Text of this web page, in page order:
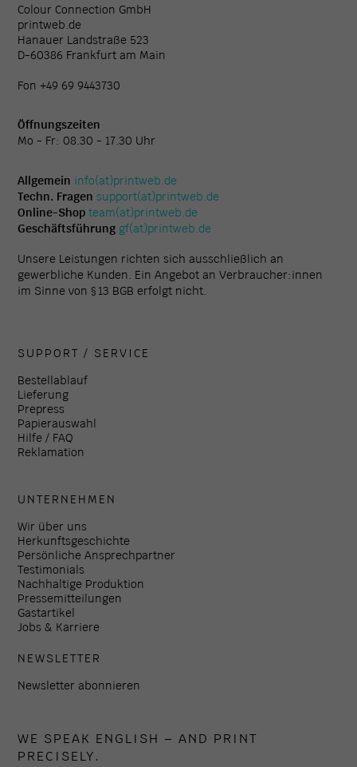
Colour Connection GmbH
printweb.de
Hanauer Landstraße 523
D-60386 Frankfurt am Main
Fon +49 69 9443730
Öffnungszeiten
Mo - Fr: 08.30 - 17.30 Uhr
Allgemein info(at)printweb.de
Techn. Fragen support(at)printweb.de
Online-Shop team(at)printweb.de
Geschäftsführung gf(at)printweb.de
Unsere Leistungen richten sich ausschließlich an
gewerbliche Kunden. Ein Angebot an Verbraucher:innen
im Sinne von § 13 BGB erfolgt nicht.
SUPPORT / SERVICE
Bestellablauf
Lieferung
Prepress
Papierauswahl
Hilfe / FAQ
Reklamation
UNTERNEHMEN
Wir über uns
Herkunftsgeschichte
Persönliche Ansprechpartner
Testimonials
Nachhaltige Produktion
Pressemitteilungen
Gastartikel
Jobs & Karriere
NEWSLETTER
Newsletter abonnieren
WE SPEAK ENGLISH – AND PRINT
PRECISELY.